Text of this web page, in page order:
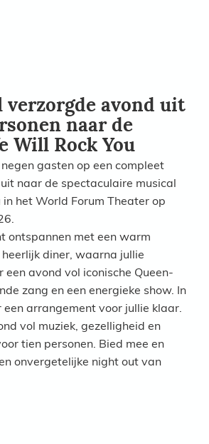
verzorgde avond uit
naar de
Will Rock You
negen gasten op een compleet
naar de spectaculaire musical
in het World Forum Theater op
ontspannen met een warm
diner, waarna jullie
een avond vol iconische Queen-
zang en een energieke show. In
arrangement voor jullie klaar.
vol muziek, gezelligheid en
tien personen. Bied mee en
onvergetelijke night out van